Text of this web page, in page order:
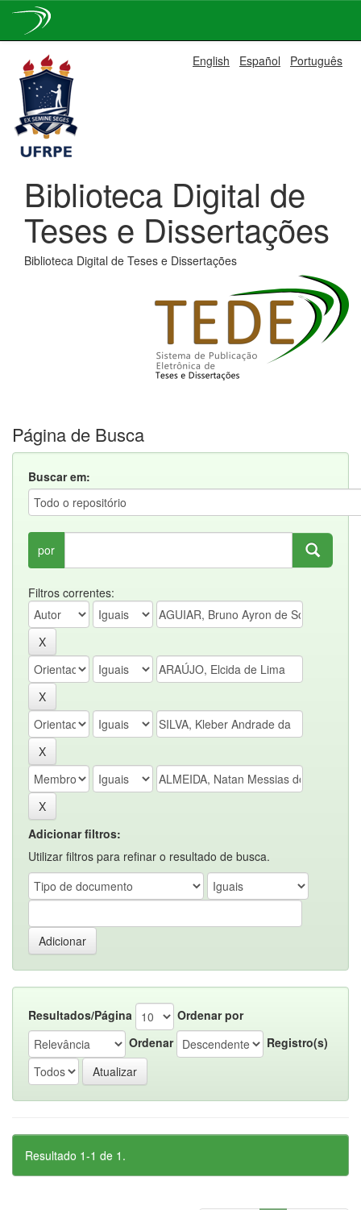
navigation
English Español Português
Biblioteca Digital de
Teses e Dissertações
Biblioteca Digital de Teses e Dissertações
Página de Busca
Buscar em:
por
Filtros correntes:
Adicionar filtros:
Utilizar filtros para refinar o resultado de busca.
Resultados/Página
Ordenar por
Ordenar
Registro(s)
Resultado 1-1 de 1.